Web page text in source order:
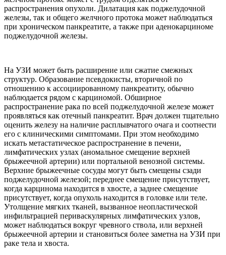
распространения опухоли. Дилатация как поджелудочной
железы, так и общего желчного протока может наблюдаться
при хроническом панкреатите, а также при аденокарциноме
поджелудочной железы.
На УЗИ может быть расширение или сжатие смежных
структур. Образование псевдокисты, вторичной по
отношению к ассоциированному панкреатиту, обычно
наблюдается рядом с карциномой. Обширное
распространение рака по всей поджелудочной железе может
проявляться как отечный панкреатит. Врач должен тщательно
оценить железу на наличие расплывчатого очага и соотнести
его с клиническими симптомами. При этом необходимо
искать метастатическое распространение в печени,
лимфатических узлах (аномальное смещение верхней
брыжеечной артерии) или портальной венозной системы.
Верхние брыжеечные сосуды могут быть смещены сзади
поджелудочной железой; переднее смещение присутствует,
когда карцинома находится в хвосте, а заднее смещение
присутствует, когда опухоль находится в головке или теле.
Утолщение мягких тканей, вызванное неопластической
инфильтрацией периваскулярных лимфатических узлов,
может наблюдаться вокруг чревного ствола, или верхней
брыжеечной артерии и становиться более заметна на УЗИ при
раке тела и хвоста.